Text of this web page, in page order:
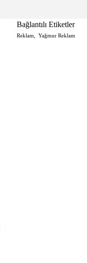
Bağlantılı Etiketler
Reklam Yağmur Reklam